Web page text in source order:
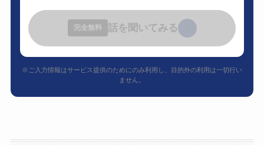
完全無料 話を聞いてみる
※ご入力情報はサービス提供のためにのみ利用し、目的外の利用は一切行い
ません。